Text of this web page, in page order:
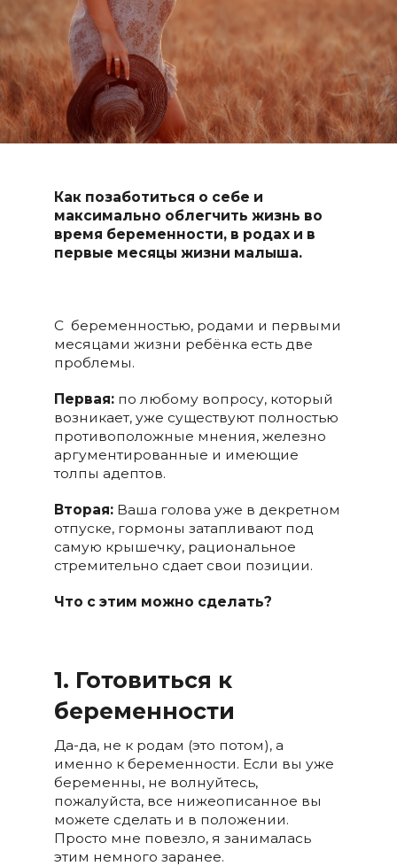
Как позаботиться о себе и
максимально облегчить жизнь во
время беременности, в родах и в
первые месяцы жизни малыша.
С беременностью, родами и первыми
месяцами жизни ребёнка есть две
проблемы.
Первая:по любому вопросу, который
возникает, уже существуют полностью
противоположные мнения, железно
аргументированные и имеющие
толпы адептов.
Вторая:Ваша голова уже в декретном
отпуске, гормоны затапливают под
самую крышечку, рациональное
стремительно сдает свои позиции.
Что с этим можно сделать?
1. Готовиться к
беременности
Да-да, не к родам (это потом), а
именно к беременности. Если вы уже
беременны, не волнуйтесь,
пожалуйста, все нижеописанное вы
можете сделать и в положении.
Просто мне повезло, я занималась
этим немного заранее.